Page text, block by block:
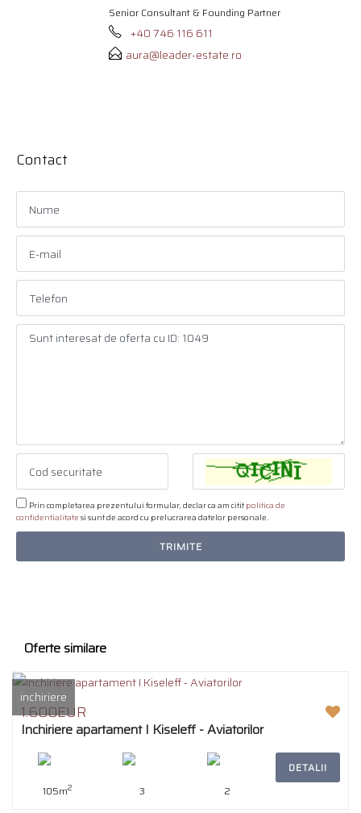
Senior Consultant & Founding Partner
+40 746 116 611
aura@leader-estate.ro
Contact
Prin completarea prezentului formular, declar ca am citit politica de
confidentialitate si sunt de acord cu prelucrarea datelor personale.
TRIMITE
Oferte similare
inchiriere
1.600EUR
Inchiriere apartament I Kiseleff - Aviatorilor
105m2 3 2
DETALII